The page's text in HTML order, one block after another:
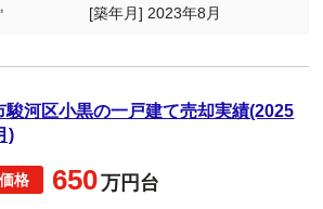
[築年月] 2023年8月
駿河区小黒の一戸建て売却実績(2025
)
650万円台